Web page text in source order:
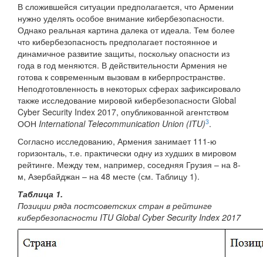
В сложившейся ситуации предполагается, что Армении
нужно уделять особое внимание кибербезопасности.
Однако реальная картина далека от идеала. Тем более
что кибербезопасность предполагает постоянное и
динамичное развитие защиты, поскольку опасности из
года в год меняются. В действительности Армения не
готова к современным вызовам в киберпространстве.
Неподготовленность в некоторых сферах зафиксировало
также исследование мировой кибербезопасности Global
Cyber Security Index 2017, опубликованной агентством
ООН International Telecommunication Union (ITU)3.
Согласно исследованию, Армения занимает 111-ю
горизонталь, т.е. практически одну из худших в мировом
рейтинге. Между тем, например, соседняя Грузия – на 8-
м, Азербайджан – на 48 месте (см. Таблицу 1).
Таблица 1.
Позиции ряда постсоветских стран в рейтинге
кибербезопасности ITU Global Cyber Security Index 2017